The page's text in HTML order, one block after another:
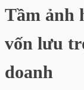
Tầm ảnh
vốn lưu
doanh